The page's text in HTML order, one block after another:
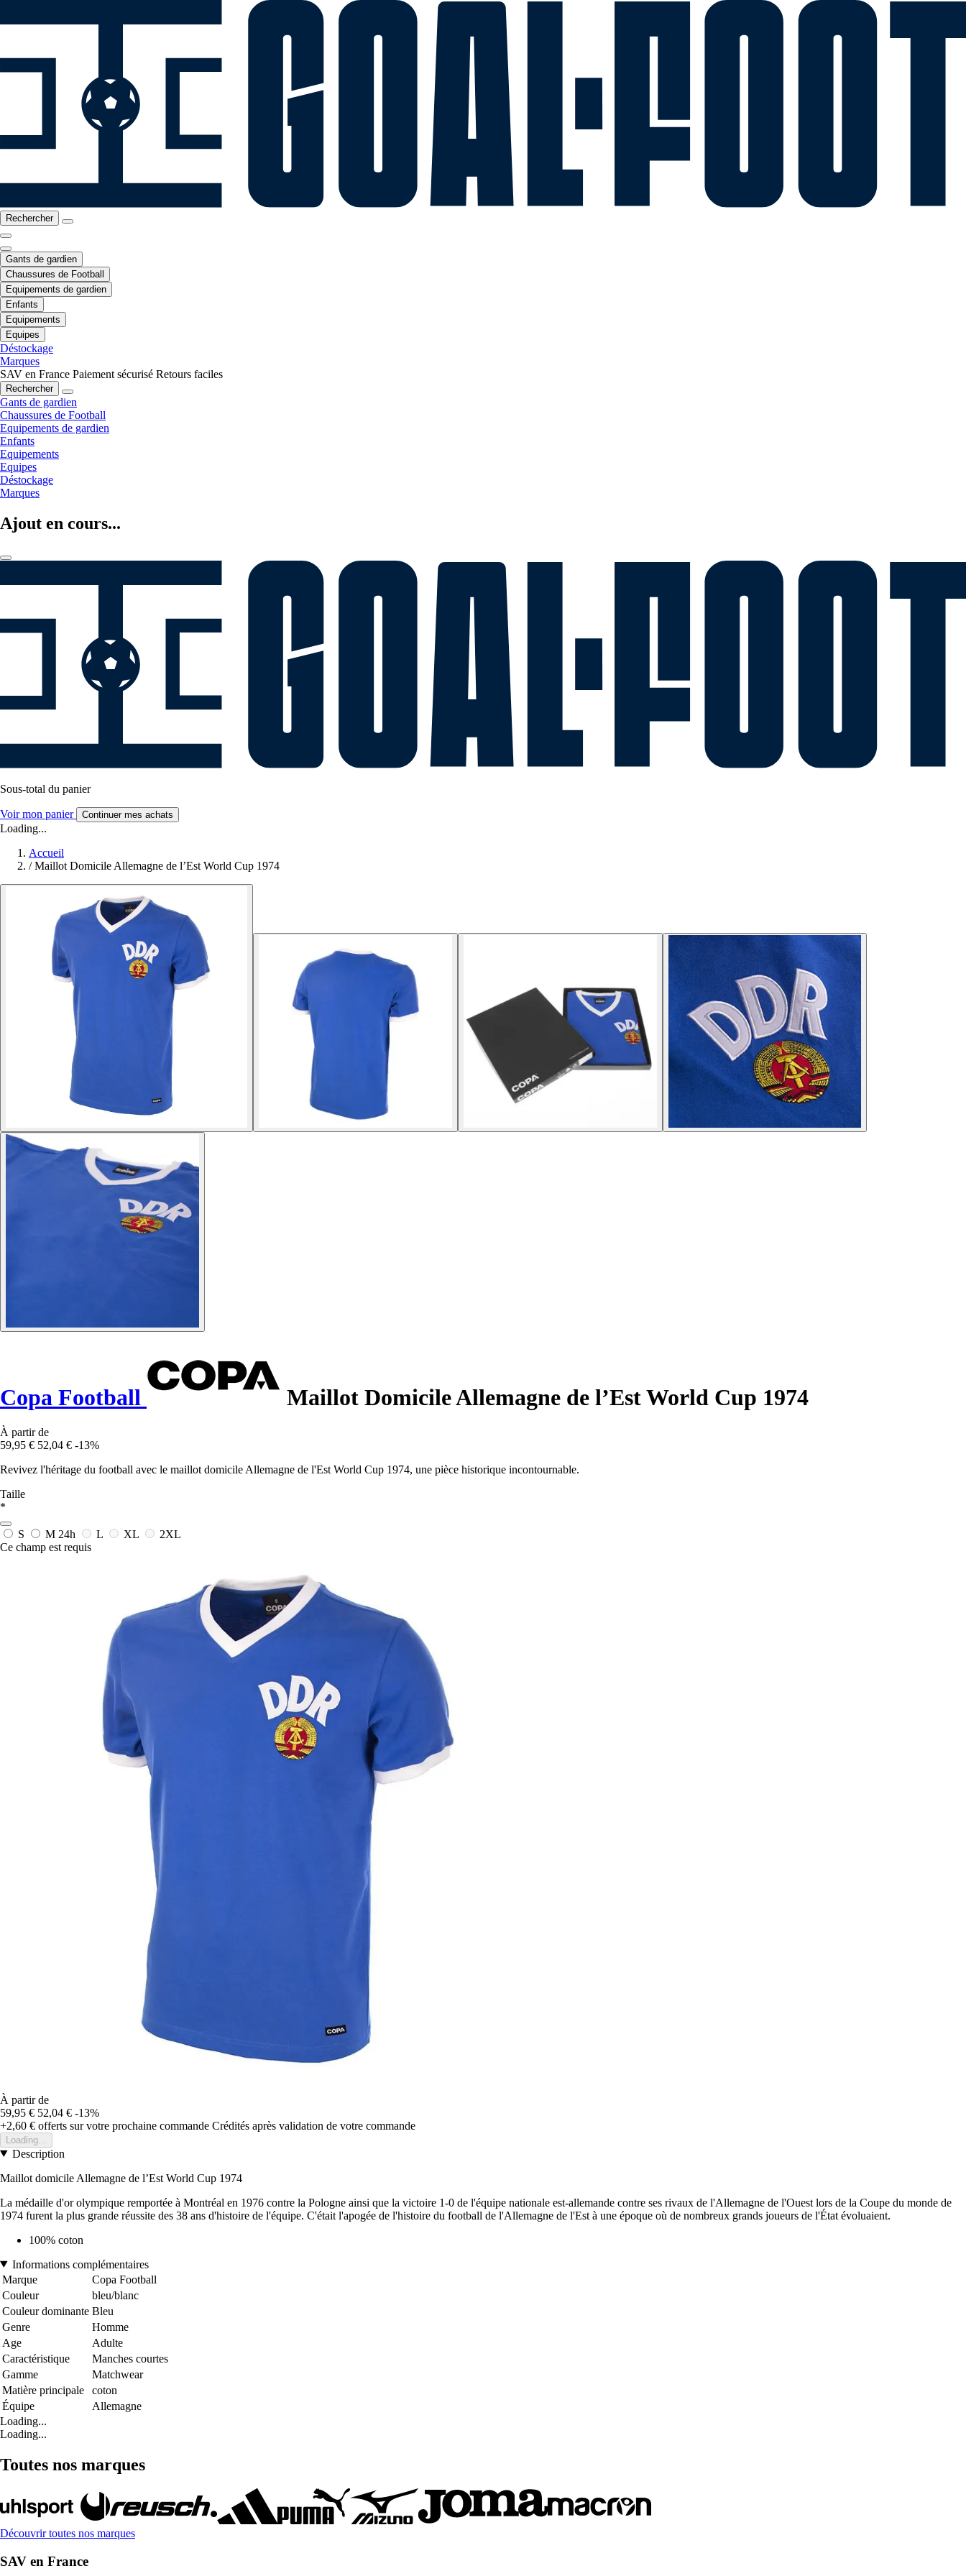
Rechercher
Gants de gardien
Chaussures de Football
Equipements de gardien
Enfants
Equipements
Equipes
Déstockage
Marques
SAV en France Paiement sécurisé Retours faciles
Rechercher
Gants de gardien
Chaussures de Football
Equipements de gardien
Enfants
Equipements
Equipes
Déstockage
Marques
Ajout en cours...
Sous-total du panier
Voir mon panier Continuer mes achats
Loading...
Accueil
/ Maillot Domicile Allemagne de l’Est World Cup 1974
Copa Football Maillot Domicile Allemagne de l’Est World Cup 1974
À partir de
59,95 € 52,04 € -13%
Revivez l'héritage du football avec le maillot domicile Allemagne de l'Est World Cup 1974, une pièce historique incontournable.
Taille
*
S M 24h L XL
2XL
Ce champ est requis
À partir de
59,95 € 52,04 € -13%
+2,60 € offerts sur votre prochaine commande Crédités après validation de votre commande
Loading...
Description
Maillot domicile Allemagne de l’Est World Cup 1974
La médaille d'or olympique remportée à Montréal en 1976 contre la Pologne ainsi que la victoire 1-0 de l'équipe nationale est-allemande contre ses rivaux de l'Allemagne de l'Ouest lors de la Coupe du monde de
1974 furent la plus grande réussite des 38 ans d'histoire de l'équipe. C'était l'apogée de l'histoire du football de l'Allemagne de l'Est à une époque où de nombreux grands joueurs de l'État évoluaient.
100% coton
Informations complémentaires
Marque
Copa Football
Couleur
bleu/blanc
Couleur dominante Bleu
Genre
Homme
Age
Adulte
Caractéristique
Manches courtes
Gamme
Matchwear
Matière principale
coton
Équipe
Allemagne
Loading...
Loading...
Toutes nos marques
Découvrir toutes nos marques
SAV en France